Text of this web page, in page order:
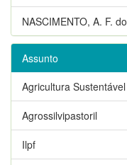
NASCIMENTO, A. F. do
Assunto
Agricultura Sustentável
Agrossilvipastoril
Ilpf